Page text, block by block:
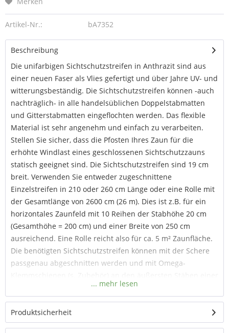
Artikel-Nr.: bA7352
Beschreibung
Die unifarbigen Sichtschutzstreifen in Anthrazit sind aus
einer neuen Faser als Vlies gefertigt und über Jahre UV- und
witterungsbeständig. Die Sichtschutzstreifen können -auch
nachträglich- in alle handelsüblichen Doppelstabmatten
und Gitterstabmatten eingeflochten werden. Das flexible
Material ist sehr angenehm und einfach zu verarbeiten.
Stellen Sie sicher, dass die Pfosten Ihres Zaun für die
erhöhte Windlast eines geschlossenen Sichtschutzzauns
statisch geeignet sind. Die Sichtschutzstreifen sind 19 cm
breit. Verwenden Sie entweder zugeschnittene
Einzelstreifen in 210 oder 260 cm Länge oder eine Rolle mit
der Gesamtlänge von 2600 cm (26 m). Dies ist z.B. für ein
horizontales Zaunfeld mit 10 Reihen der Stabhöhe 20 cm
(Gesamthöhe = 200 cm) und einer Breite von 250 cm
ausreichend. Eine Rolle reicht also für ca. 5 m² Zaunfläche.
Die benötigten Sichtschutzstreifen können mit der Schere
passgenau abgeschnitten werden und mit Omega-
Doppelstabmatte fixiert werden.
Material Sichtschutzstreifen
(Polyester)
Produktsicherheit